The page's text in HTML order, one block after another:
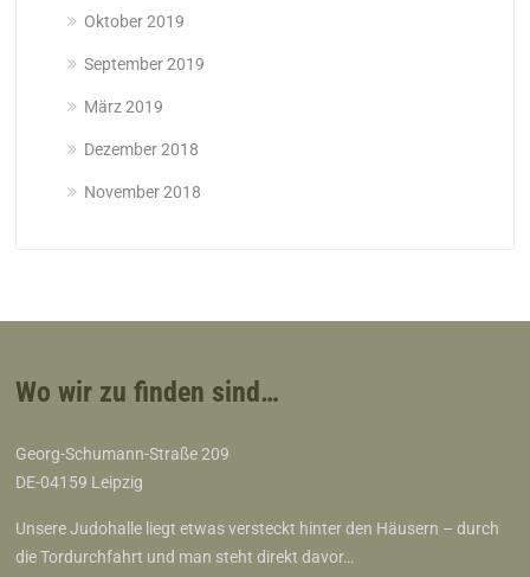
Oktober 2019
September 2019
März 2019
Dezember 2018
November 2018
Wo wir zu finden sind…
Georg-Schumann-Straße 209
DE-04159 Leipzig
Unsere Judohalle liegt etwas versteckt hinter den Häusern – durch
die Tordurchfahrt und man steht direkt davor…